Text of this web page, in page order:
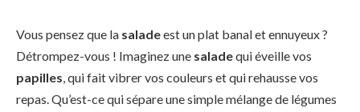
Vous pensez que la saladeest un plat banal et ennuyeux ?
Détrompez-vous ! Imaginez une saladequi éveille vos
papilles , qui fait vibrer vos couleurs et qui rehausse vos
repas. Qu’est-ce qui sépare une simple mélange de légumes